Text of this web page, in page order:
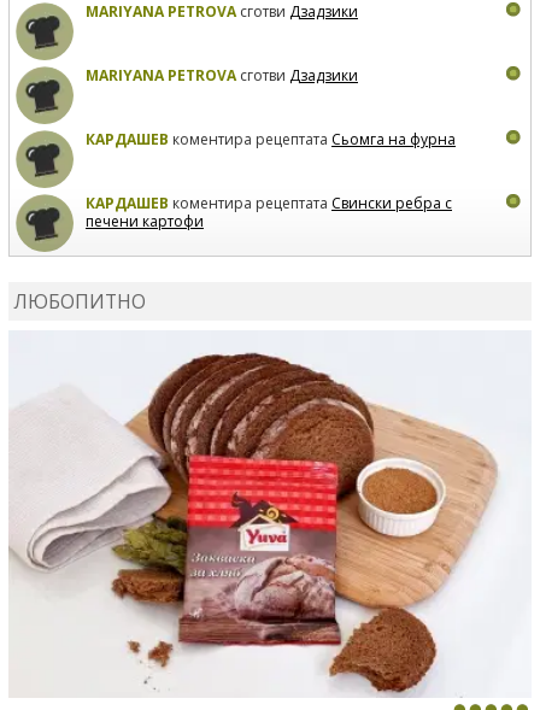
MARIYANA PETROVAсготви Дзадзики
MARIYANA PETROVAсготви Дзадзики
КАРДАШЕВ коментира рецептата Сьомга на фурна
КАРДАШЕВ коментира рецептата Свински ребра с
печени картофи
ЛЮБОПИТНО